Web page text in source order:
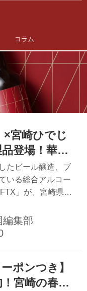
コラム
×宮崎ひでじ
登場！華や
しい宮崎県
「ルビーレ
たビール醸造、ブ
いる総合アルコー
」が、宮崎県産
ール「ルビーレッ
売している（本発
予定）。クラウド
門店とコラボした
ットも数量限定で
編集部
ポンつき】
宮崎の春の